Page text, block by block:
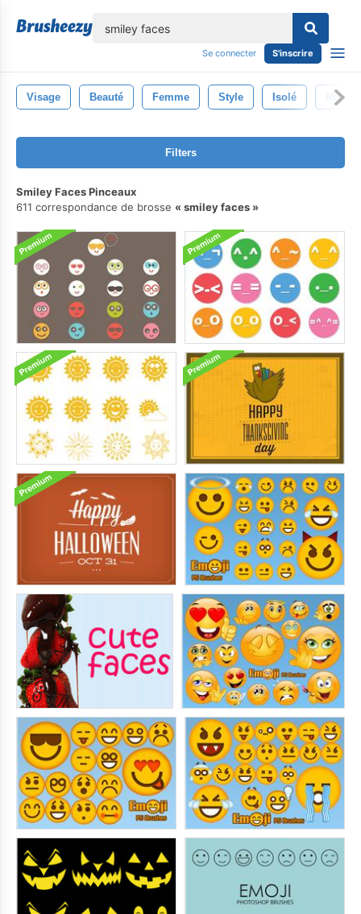
Se connecter S'inscrire
Visage Beauté Femme Style Isolé Marron
Filters
Smiley Faces Pinceaux
611 correspondance de brosse
smiley faces